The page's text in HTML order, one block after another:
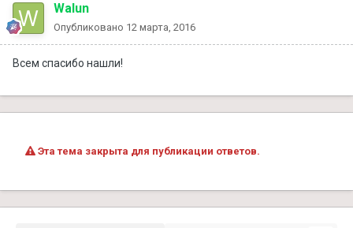
Walun
Опубликовано 12 марта, 2016
Всем спасибо нашли!
Эта тема закрыта для публикации ответов.